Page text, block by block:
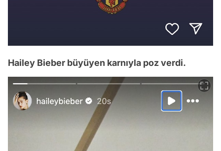
Hailey Bieber büyüyen karnıyla poz verdi.